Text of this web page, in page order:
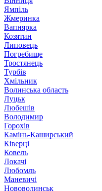
Ямпіль
Жмеринка
Вапнярка
Козятин
Липовець
Погребище
Тростянець
Турбів
Хмільник
Волинська область
Луцьк
Любешів
Володимир
Горохів
Камінь-Каширський
Ківерці
Ковель
Локачі
Любомль
Маневичі
Нововолинськ